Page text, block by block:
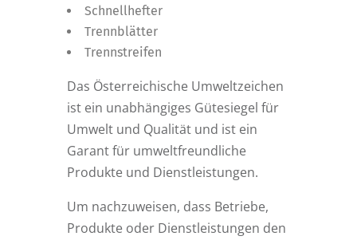
Schnellhefter
Trennblätter
Trennstreifen
Das Österreichische Umweltzeichen
ist ein unabhängiges Gütesiegel für
Umwelt und Qualität und ist ein
Garant für umweltfreundliche
Produkte und Dienstleistungen.
Um nachzuweisen, dass Betriebe,
Produkte oder Dienstleistungen den